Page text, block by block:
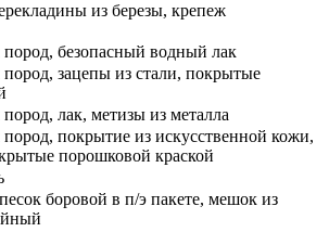
из березы, крепеж
безопасный водный лак
зацепы из стали, покрытые
лак, метизы из металла
покрытие из искусственной кожи,
порошковой краской
боровой в п/э пакете, мешок из